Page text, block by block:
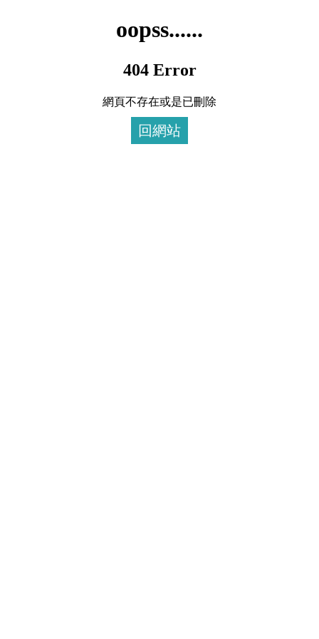
oopss......
404 Error
網頁不存在或是已刪除
回網站